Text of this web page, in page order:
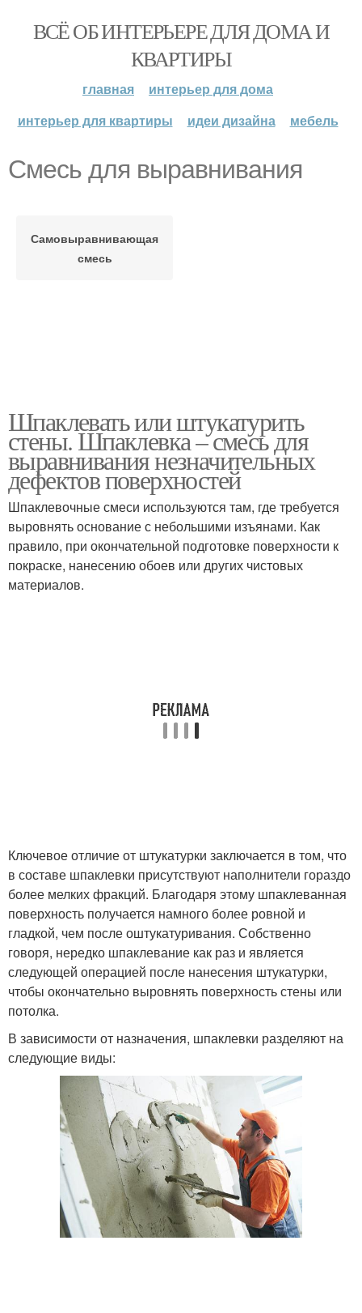
ВСЁ ОБ ИНТЕРЬЕРЕ ДЛЯ ДОМА И
КВАРТИРЫ
главная
интерьер для дома
интерьер для квартиры
идеи дизайна мебель
Смесь для выравнивания
Самовыравнивающая
смесь
Шпаклевать или штукатурить
стены. Шпаклевка – смесь для
выравнивания незначительных
дефектов поверхностей
Шпаклевочные смеси используются там, где требуется
выровнять основание с небольшими изъянами. Как
правило, при окончательной подготовке поверхности к
покраске, нанесению обоев или других чистовых
материалов.
Ключевое отличие от штукатурки заключается в том, что
в составе шпаклевки присутствуют наполнители гораздо
более мелких фракций. Благодаря этому шпаклеванная
поверхность получается намного более ровной и
гладкой, чем после оштукатуривания. Собственно
говоря, нередко шпаклевание как раз и является
следующей операцией после нанесения штукатурки,
чтобы окончательно выровнять поверхность стены или
потолка.
В зависимости от назначения, шпаклевки разделяют на
следующие виды: